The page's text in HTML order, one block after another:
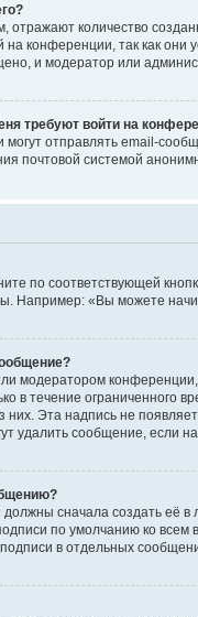
количество
конференции, так как
и модератор или
требуют войти на
могут отправлять email-
почтовой системой
по соответствующей
Например: «Вы можете
модератором
в течение ограниченного
них. Эта надпись не
удалить сообщение, если на
сначала создать её
по умолчанию ко
в отдельных